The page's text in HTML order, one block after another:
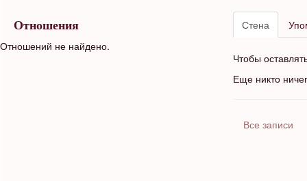
Отношения
Отношений не найдено.
Стена
Чтобы
Еще никто
Все записи